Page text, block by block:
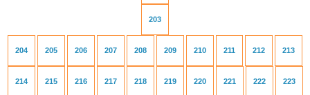
203
204 205 206 207 208 209 210 211 212 213
214 215 216 217 218 219 220 221 222 223